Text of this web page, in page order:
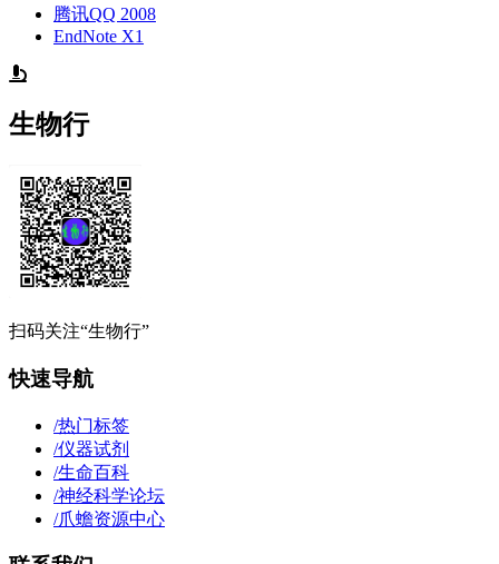
腾讯QQ 2008
EndNote X1
生物行
扫码关注“生物行”
快速导航
/热门标签
/仪器试剂
/生命百科
/神经科学论坛
/爪蟾资源中心